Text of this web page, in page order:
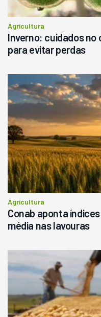
Agricultura
Inverno: cuidados
para evitar perdas
Agricultura
Conab aponta
média nas lavouras